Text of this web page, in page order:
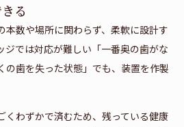
る
本数や場所に関わらず、柔軟に設計す
ジでは対応が難しい「一番奥の歯がな
の歯を失った状態」でも、装置を作製
くわずかで済むため、残っている健康